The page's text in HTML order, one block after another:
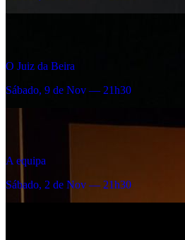
O Juiz da Beira
Sábado, 9 de Nov — 21h30
A equipa
Sábado, 2 de Nov — 21h30